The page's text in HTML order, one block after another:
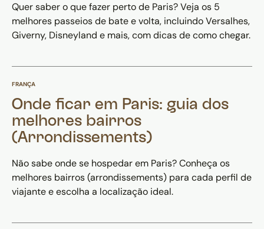
Quer saber o que fazer perto de Paris? Veja os 5
melhores passeios de bate e volta, incluindo Versalhes,
Giverny, Disneyland e mais, com dicas de como chegar.
FRANÇA
Onde ficar em Paris: guia dos
melhores bairros
(Arrondissements)
Não sabe onde se hospedar em Paris? Conheça os
melhores bairros (arrondissements) para cada perfil de
viajante e escolha a localização ideal.